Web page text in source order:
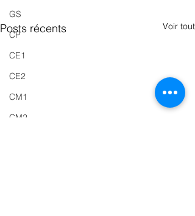
GS
CP
CE1
CE2
CM1
CM2
Posts récents Voir tout